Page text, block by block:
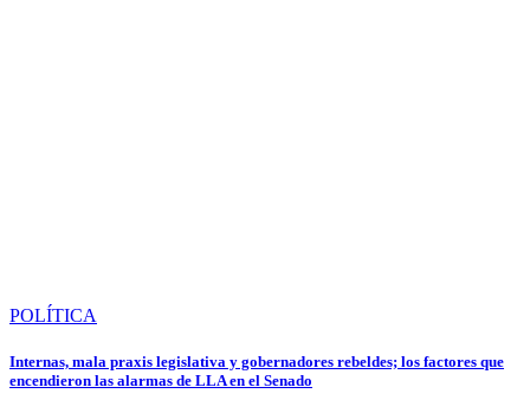
POLÍTICA
Internas, mala praxis legislativa y gobernadores rebeldes; los factores que
encendieron las alarmas de LLA en el Senado